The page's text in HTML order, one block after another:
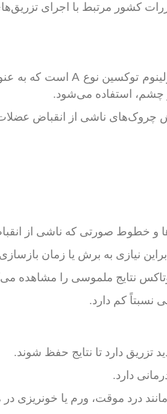
توکسین نوع Aاست که به
استفاده می‌شود.
چروک‌های ناشی از انقباض